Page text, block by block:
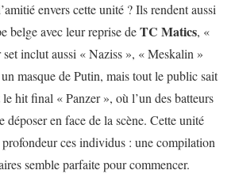
envers cette unité ? Ils rendent aussi
belge avec leur reprise deTC Matics, «
inclut aussi « Naziss », « Meskalin »
masque de Putin, mais tout le public sait
hit final « Panzer », où l’un des batteurs
déposer en face de la scène. Cette unité
ces individus : une compilation
semble parfaite pour commencer.